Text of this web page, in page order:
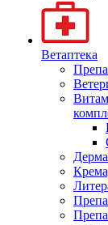
Ветаптека